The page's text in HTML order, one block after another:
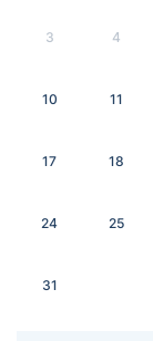
3 4
10 11
17 18
24 25
31